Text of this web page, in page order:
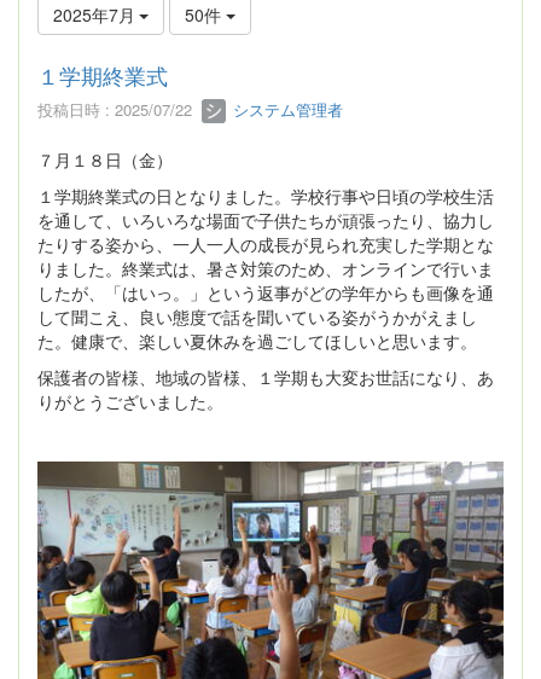
2025年7月 50件
１学期終業式
投稿日時 : 2025/07/22 システム管理者
７月１８日（金）
１学期終業式の日となりました。学校行事や日頃の学校生活
を通して、いろいろな場面で子供たちが頑張ったり、協力し
たりする姿から、一人一人の成長が見られ充実した学期とな
りました。終業式は、暑さ対策のため、オンラインで行いま
したが、「はいっ。」という返事がどの学年からも画像を通
して聞こえ、良い態度で話を聞いている姿がうかがえまし
た。健康で、楽しい夏休みを過ごしてほしいと思います。
保護者の皆様、地域の皆様、１学期も大変お世話になり、あ
りがとうございました。